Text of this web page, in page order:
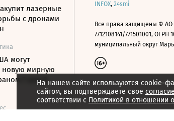
лазерные
с дронами
могут
новую мирную
7 или 8На нашем сайте используются cookie-
сайтом, вы подтверждаете свое согласие
соответствии с Политикой в отношении
INFOX, 24smi
Все права защищены ©
7712108141/771501001, ОГРН
муниципальный округ